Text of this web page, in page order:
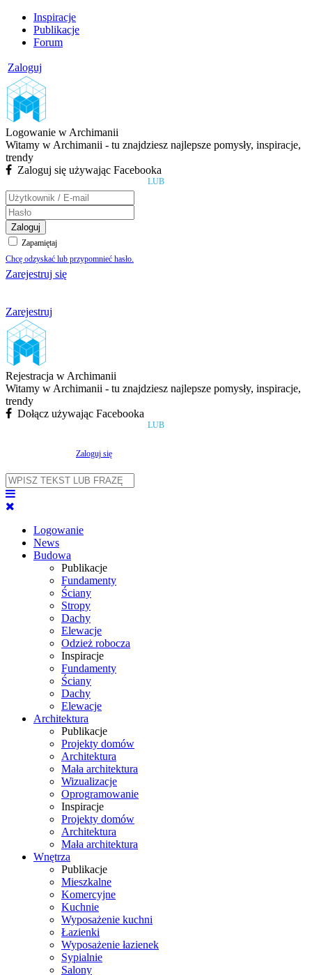
Inspiracje
Publikacje
Forum
Zaloguj
Logowanie w Archimanii
Witamy w Archimanii - tu znajdziesz najlepsze pomysły, inspiracje,
trendy
Zaloguj się używając Facebooka
LUB
Zaloguj
Zapamiętaj
Chcę odzyskać lub przypomnieć hasło.
Zarejestruj się
Zarejestruj
Rejestracja w Archimanii
Witamy w Archimanii - tu znajdziesz najlepsze pomysły, inspiracje,
trendy
Dołącz używając Facebooka
LUB
Zaloguj się
Logowanie
News
Budowa
Publikacje
Fundamenty
Ściany
Stropy
Dachy
Elewacje
Odzież robocza
Inspiracje
Fundamenty
Ściany
Dachy
Elewacje
Architektura
Publikacje
Projekty domów
Architektura
Mała architektura
Wizualizacje
Oprogramowanie
Inspiracje
Projekty domów
Architektura
Mała architektura
Wnętrza
Publikacje
Mieszkalne
Komercyjne
Kuchnie
Wyposażenie kuchni
Łazienki
Wyposażenie łazienek
Sypialnie
Salony